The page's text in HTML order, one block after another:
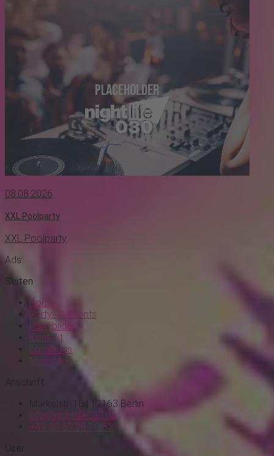
08.08.2026
XXL Poolparty
XXL Poolparty
Ads
Seiten
Home
Partys & Events
Partybilder
Kontakt
Locations
Newsblog
Anschrift
Markelstr. 16 | 12163 Berlin
info@nightlife030.de
+49 30 60 26 10 52